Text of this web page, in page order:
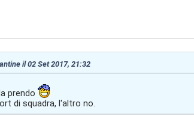
il 02 Set 2017, 21:32
prendo
di squadra, l'altro no.